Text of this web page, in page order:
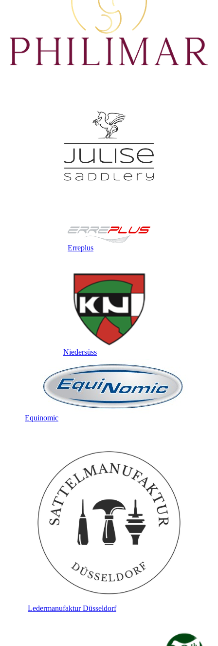
Erreplus
Niedersüss
Equinomic
Ledermanufaktur Düsseldorf